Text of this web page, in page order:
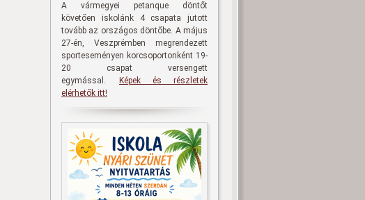
A vármegyei petanque döntőt
követően iskolánk 4 csapata jutott
tovább az országos döntőbe. A május
27-én, Veszprémben megrendezett
sporteseményen korcsoportonként 19-
20 csapat versengett
egymással.
Képek és részletek
elérhetők itt!